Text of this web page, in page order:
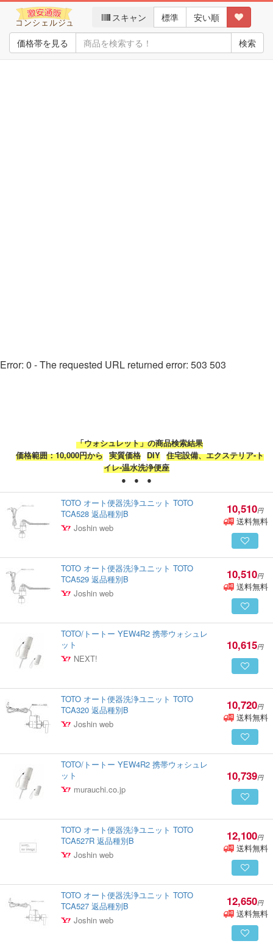
Error: 0 - The requested URL returned error: 503 503
スキャン 標準 安い順
価格帯を見る 検索
「ウォシュレット」の商品検索結果
価格範囲：10,000円から 実質価格 DIY 住宅設備、エクステリア-ト
イレ-温水洗浄便座
● ● ●
TOTO オート便器洗浄ユニット TOTO
TCA528 返品種別B
Joshin web
10,510円
送料無料
TOTO オート便器洗浄ユニット TOTO
TCA529 返品種別B
Joshin web
10,510円
送料無料
TOTO/トートー YEW4R2 携帯ウォシュレ
ット
NEXT!
10,615円
TOTO オート便器洗浄ユニット TOTO
TCA320 返品種別B
Joshin web
10,720円
送料無料
TOTO/トートー YEW4R2 携帯ウォシュレ
ット
murauchi.co.jp
10,739円
TOTO オート便器洗浄ユニット TOTO
TCA527R 返品種別B
Joshin web
12,100円
送料無料
TOTO オート便器洗浄ユニット TOTO
TCA527 返品種別B
Joshin web
12,650円
送料無料